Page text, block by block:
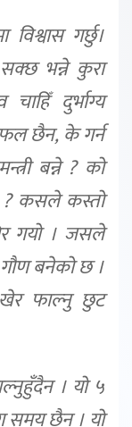
गर्छु।
भन्ने कुरा
दुर्भाग्य
छैन, के गर्न
बन्ने ? को
कसले कस्तो
गयो । जसले
गौण बनेको छ ।
खेर फाल्नु छुट
। यो ५
समय छैन । यो